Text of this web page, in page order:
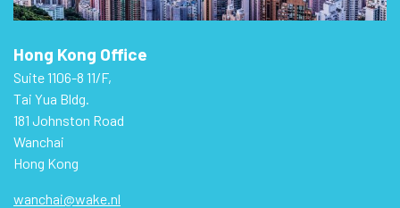
Hong Kong Office
Suite 1106-8 11/F,
Tai Yua Bldg.
181 Johnston Road
Wanchai
Hong Kong
wanchai@wake.nl